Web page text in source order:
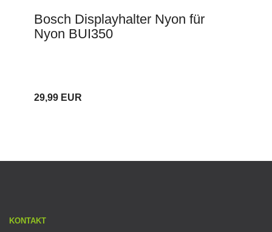
Bosch Displayhalter Nyon für
Nyon BUI350
29,99 EUR
KONTAKT